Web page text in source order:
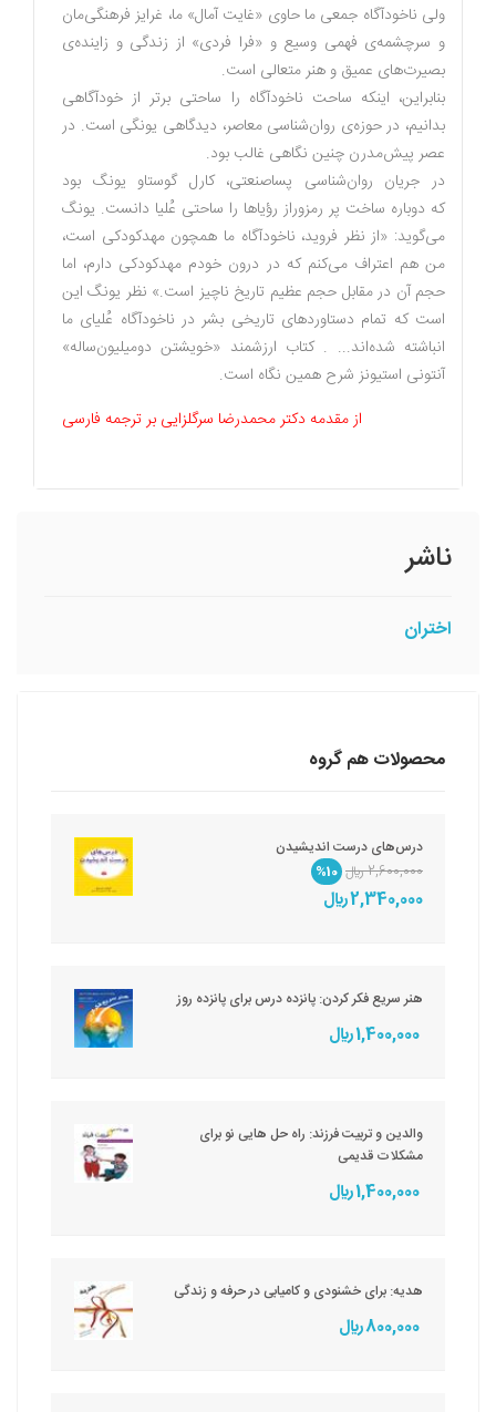
ولی ناخودآگاه جمعی ما حاوی «غایت آمال» ما، غرایز فرهنگی‌مان
و سرچشمه‌ی فهمی وسیع و «فرا فردی» از زندگی و زاینده‌ی
بصیرت‌های عمیق و هنر متعالی است.
بنابراین، اینکه ساحت ناخودآگاه را ساحتی برتر از خودآگاهی
بدانیم، در حوزه‌ی روان‌شناسی معاصر، دیدگاهی یونگی است. در
عصر پیش‌مدرن چنین نگاهی غالب بود.
در جریان روان‌شناسی پساصنعتی، کارل گوستاو یونگ بود
که دوباره ساخت پر رمزوراز رؤیاها را ساحتی عُلیا دانست. یونگ
می‌گوید: «از نظر فروید، ناخودآگاه ما همچون مهدکودکی است،
من هم اعتراف می‌کنم که در درون خودم مهدکودکی دارم، اما
حجم آن در مقابل حجم عظیم تاریخ ناچیز است.» نظر یونگ این
است که تمام دستاوردهای تاریخی بشر در ناخودآگاه عُلیای ما
انباشته شده‌اند... . کتاب ارزشمند «خویشتن دومیلیون‌ساله»
آنتونی استیونز شرح همین نگاه است.
از مقدمه دکتر محمدرضا سرگلزایی بر ترجمه فارسی
ناشر
اختران
محصولات هم گروه
درس‌های درست اندیشیدن
2,600,000 ريال
%10
2,340,000 ريال
هنر سریع فکر کردن: پانزده درس برای پانزده روز
1,400,000 ريال
والدین و تربیت فرزند: راه حل هایی نو برای
مشکلات قدیمی
1,400,000 ريال
هدیه: برای خشنودی و کامیابی در حرفه و زندگی
800,000 ريال